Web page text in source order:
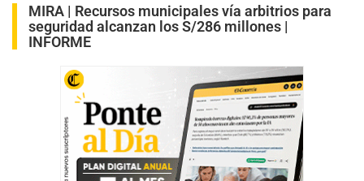
MIRA | Recursos municipales vía arbitrios para
seguridad alcanzan los S/286 millones |
INFORME